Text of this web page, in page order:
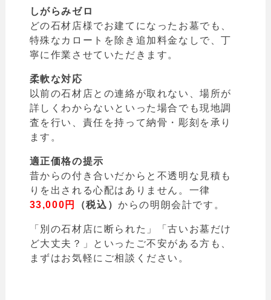
しがらみゼロ
どの石材店様でお建てになったお墓でも、
特殊なカロートを除き追加料金なしで、丁
寧に作業させていただきます。
柔軟な対応
以前の石材店との連絡が取れない、場所が
詳しくわからないといった場合でも現地調
査を行い、責任を持って納骨・彫刻を承り
ます。
適正価格の提示
昔からの付き合いだからと不透明な見積も
りを出される心配はありません。一律
33,000円
（税込）からの明朗会計です。
「別の石材店に断られた」「古いお墓だけ
ど大丈夫？」といったご不安がある方も、
まずはお気軽にご相談ください。